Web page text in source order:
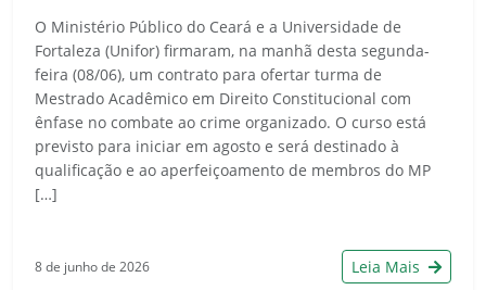
O Ministério Público do Ceará e a Universidade de
Fortaleza (Unifor) firmaram, na manhã desta segunda-
feira (08/06), um contrato para ofertar turma de
Mestrado Acadêmico em Direito Constitucional com
ênfase no combate ao crime organizado. O curso está
previsto para iniciar em agosto e será destinado à
qualificação e ao aperfeiçoamento de membros do MP
[…]
8 de junho de 2026 Leia Mais